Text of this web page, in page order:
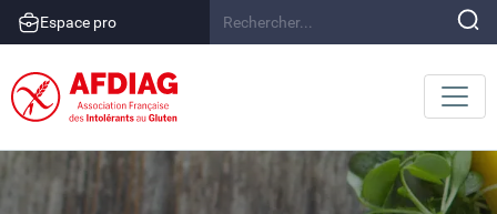
Espace pro